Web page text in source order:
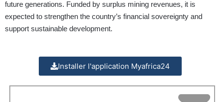
future generations. Funded by surplus mining revenues, it is
expected to strengthen the country’s financial sovereignty and
support sustainable development.
Installer l'application Myafrica24